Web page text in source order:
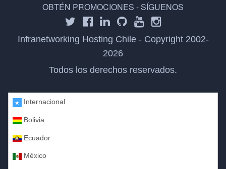
OBTÉN PROMOCIONES - SÍGUENOS
Infranetworking Hosting Chile - Copyright 2002-
2026
Todos los derechos reservados.
Internacional
Bolivia
Ecuador
México